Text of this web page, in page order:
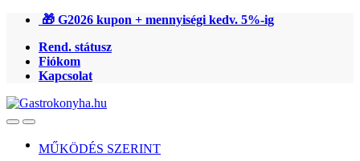
Ugrás
navigációhoz
Ugrás
tartalomra
🎁 G2026 kupon + mennyiségi kedv. 5%-ig
Rend. státusz
Fiókom
Kapcsolat
OpenClose
MŰKÖDÉS SZERINT